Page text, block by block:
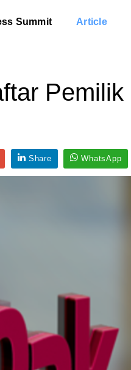
Summit Article
Pemilik
Share WhatsApp